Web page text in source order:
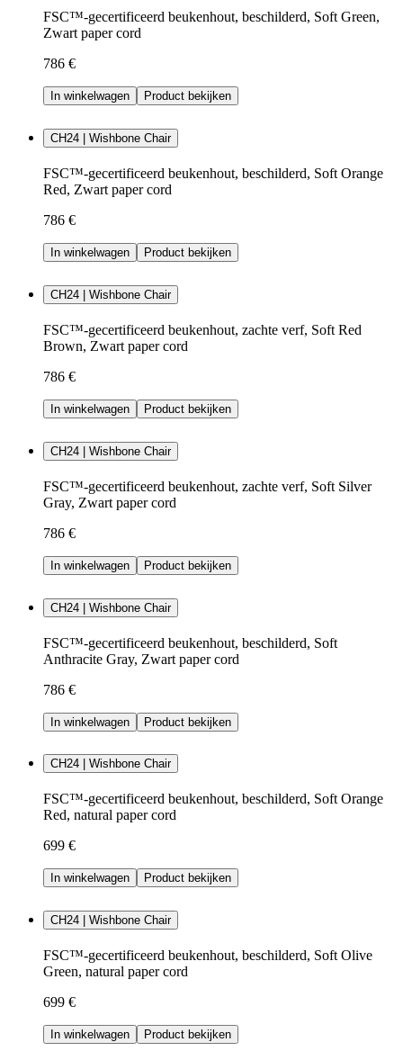
FSC™-gecertificeerd beukenhout, beschilderd, Soft Green,
Zwart paper cord
786 €
In winkelwagen Product bekijken
CH24 | Wishbone Chair
FSC™-gecertificeerd beukenhout, beschilderd, Soft Orange
Red, Zwart paper cord
786 €
In winkelwagen Product bekijken
CH24 | Wishbone Chair
FSC™-gecertificeerd beukenhout, zachte verf, Soft Red
Brown, Zwart paper cord
786 €
In winkelwagen Product bekijken
CH24 | Wishbone Chair
FSC™-gecertificeerd beukenhout, zachte verf, Soft Silver
Gray, Zwart paper cord
786 €
In winkelwagen Product bekijken
CH24 | Wishbone Chair
FSC™-gecertificeerd beukenhout, beschilderd, Soft
Anthracite Gray, Zwart paper cord
786 €
In winkelwagen Product bekijken
CH24 | Wishbone Chair
FSC™-gecertificeerd beukenhout, beschilderd, Soft Orange
Red, natural paper cord
699 €
In winkelwagen Product bekijken
CH24 | Wishbone Chair
FSC™-gecertificeerd beukenhout, beschilderd, Soft Olive
Green, natural paper cord
699 €
In winkelwagen Product bekijken